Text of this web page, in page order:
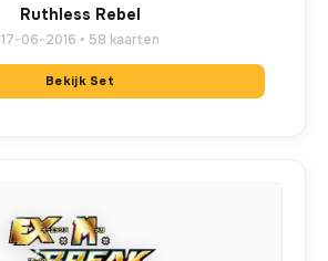
Ruthless Rebel
17-06-2016 • 58 kaarten
Bekijk Set